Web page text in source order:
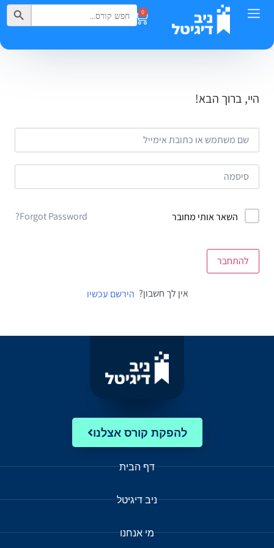
0
Search
for:
Search Button
היי, ברוך הבא!
השאר אותי מחובר Forgot Password?
להתחבר
אין לך חשבון? הירשם עכשיו
להפקת קורס אצלנו
דף הבית
ניב דיגיטל
מי אנחנו